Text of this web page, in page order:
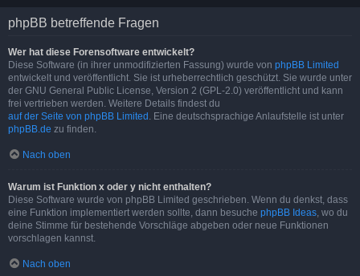
phpBB betreffende Fragen
Wer hat diese Forensoftware entwickelt?
Diese Software (in ihrer unmodifizierten Fassung) wurde von phpBB Limited
entwickelt und veröffentlicht. Sie ist urheberrechtlich geschützt. Sie wurde unter
der GNU General Public License, Version 2 (GPL-2.0) veröffentlicht und kann
frei vertrieben werden. Weitere Details findest du
auf der Seite von phpBB Limited . Eine deutschsprachige Anlaufstelle ist unter
phpBB.de zu finden.
Nach oben
Warum ist Funktion x oder y nicht enthalten?
Diese Software wurde von phpBB Limited geschrieben. Wenn du denkst, dass
eine Funktion implementiert werden sollte, dann besuche phpBB Ideas, wo du
deine Stimme für bestehende Vorschläge abgeben oder neue Funktionen
vorschlagen kannst.
Nach oben